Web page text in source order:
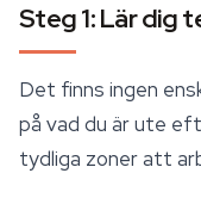
Steg 1: Lär dig
Det finns ingen
på vad du är ute
tydliga zoner att